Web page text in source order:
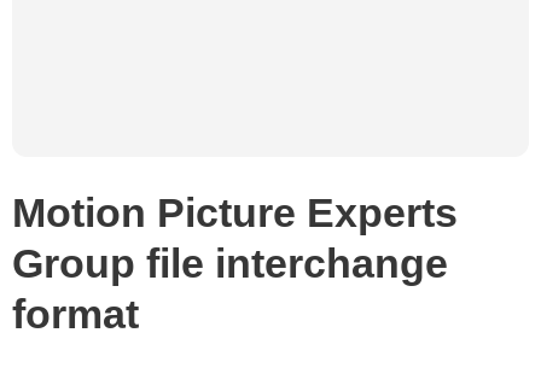
Motion Picture Experts
Group file interchange
format